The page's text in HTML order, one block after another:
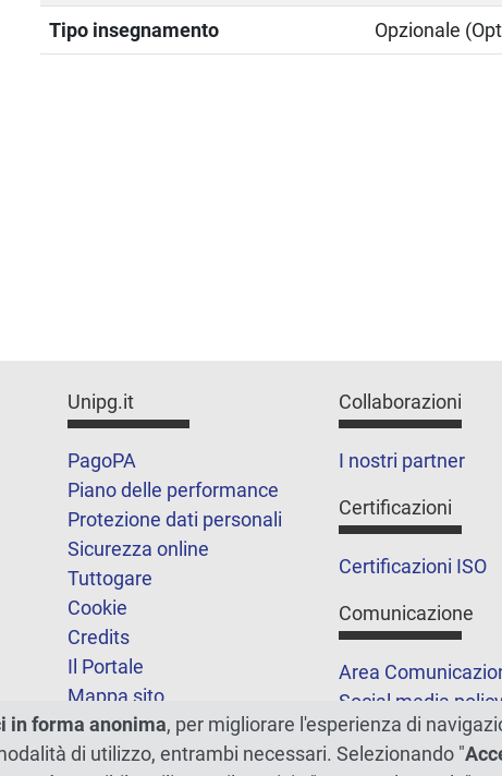
Tipo insegnamento Opzionale
Unipg.it
PagoPA
Piano delle performance
Protezione dati personali
Sicurezza online
Tuttogare
Cookie
Credits
Il Portale
Mappa sito
Statistiche
Dichiarazione di
Collaborazioni
I nostri partner
Certificazioni
Certificazioni ISO
Comunicazione
Area
Social media
Podcast
Merchandising e
in forma anonima, per migliorare l'esperienza di
di utilizzo, entrambi necessari. Selezionando "